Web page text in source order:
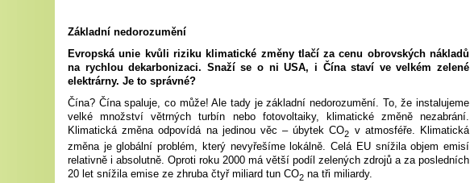
Základní nedorozumění
Evropská unie kvůli riziku klimatické změny tlačí za cenu obrovských nákladů
na rychlou dekarbonizaci. Snaží se o ni USA, i Čína staví ve velkém zelené
elektrárny. Je to správné?
Čína? Čína spaluje, co může! Ale tady je základní nedorozumění. To, že instalujeme
velké množství větrných turbín nebo fotovoltaiky, klimatické změně nezabrání.
Klimatická změna odpovídá na jedinou věc – úbytek CO2 v atmosféře. Klimatická
změna je globální problém, který nevyřešíme lokálně. Celá EU snížila objem emisí
relativně i absolutně. Oproti roku 2000 má větší podíl zelených zdrojů a za posledních
20 let snížila emise ze zhruba čtyř miliard tun CO2 na tři miliardy.